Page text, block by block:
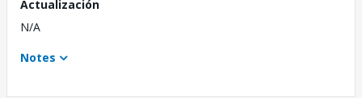
Actualización
N/A
Notes